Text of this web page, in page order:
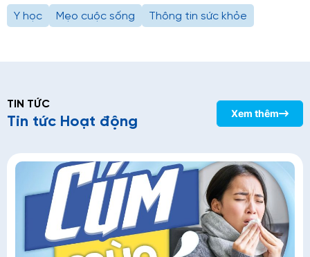
Y học Mẹo cuộc sống Thông tin sức khỏe
TIN TỨC
Tin tức Hoạt động
Xem thêm